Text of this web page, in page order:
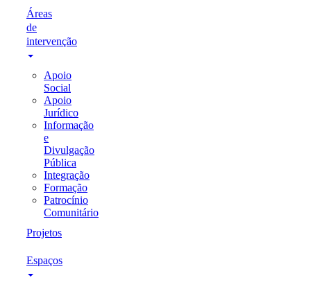
Áreas
de
intervenção
Apoio
Social
Apoio
Jurídico
Informação
e
Divulgação
Pública
Integração
Formação
Patrocínio
Comunitário
Projetos
Espaços